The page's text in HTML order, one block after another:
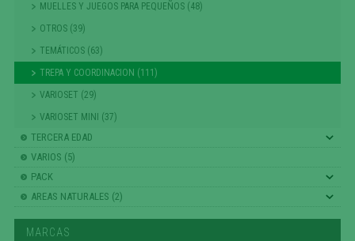
MUELLES Y JUEGOS PARA PEQUEÑOS (48)
OTROS (39)
TEMÁTICOS (63)
TREPA Y COORDINACION (111)
VARIOSET (29)
VARIOSET MINI (37)
TERCERA EDAD
VARIOS (5)
PACK
AREAS NATURALES (2)
MARCAS